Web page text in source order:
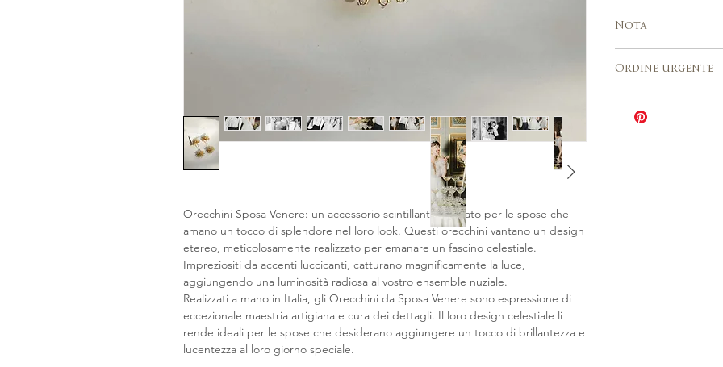
Orecchini Sposa Venere: un accessorio scintillante pensato per le spose che
amano un tocco di splendore nel loro look. Questi orecchini vantano un design
etereo, meticolosamente realizzato per emanare un fascino celestiale.
Impreziositi da accenti luccicanti, catturano magnificamente la luce,
aggiungendo una luminosità radiosa al vostro ensemble nuziale.
Realizzati a mano in Italia, gli Orecchini da Sposa Venere sono espressione di
eccezionale maestria artigiana e cura dei dettagli. Il loro design celestiale li
rende ideali per le spose che desiderano aggiungere un tocco di brillantezza e
lucentezza al loro giorno speciale.
Realizzato a
tradizionali di
Gli ordini
accettati.
tracciamento
Europa, Stati
lavorativi
Nota
tutte le vendite
leggermente
figura. Se hai
Ordine urgente
tempi di